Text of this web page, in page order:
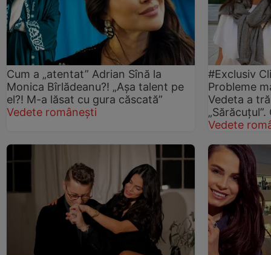
Cum a „atentat” Adrian Sînă la
Monica Bîrlădeanu?! „Așa talent pe
el?! M-a lăsat cu gura căscată”
Vedete românești
#Exclusiv
Probleme
Vedeta a
Vedete